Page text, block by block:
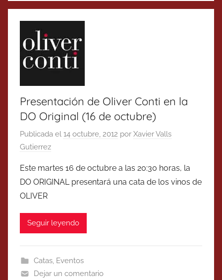
Presentación de Oliver Conti en la
DO Original (16 de octubre)
Publicada el 14 octubre, 2012 por Xavier Valls
Gutierrez
Este martes 16 de octubre a las 20:30 horas, la
DO ORIGINAL presentará una cata de los vinos de
OLIVER
Seguir leyendo
Catas, Eventos
Dejar un comentario